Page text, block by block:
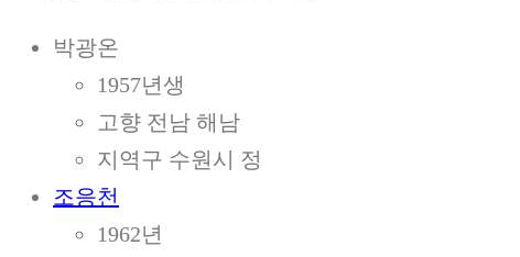
박광온
1957년생
고향 전남 해남
지역구 수원시 정
조응천
1962년